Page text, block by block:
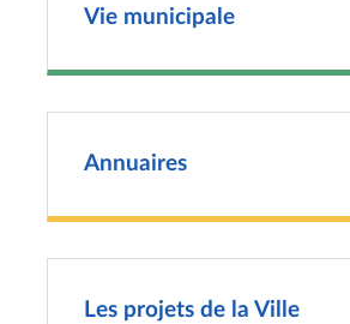
Vie municipale
Annuaires
Les projets de la Ville